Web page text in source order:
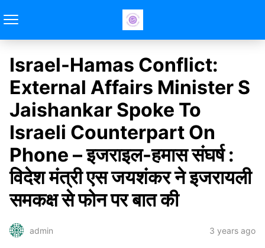
Israel-Hamas Conflict:
External Affairs Minister S
Jaishankar Spoke To
Israeli Counterpart On
Phone – इजराइल-हमास संघर्ष :
विदेश मंत्री एस जयशंकर ने इजरायली
समकक्ष से फोन पर बात की
admin 3 years ago